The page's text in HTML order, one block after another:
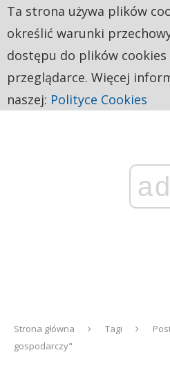
ad
Strona główna Tagi
gospodarczy"
Ta strona używa plików
określić warunki
dostępu do plików cookies
przeglądarce. Więcej
naszej: Polityce Cookies